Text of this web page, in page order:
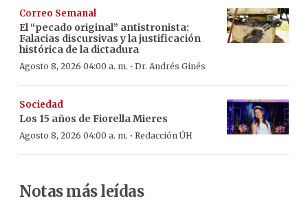
Correo Semanal
El “pecado original” antistronista:
Falacias discursivas y la justificación
histórica de la dictadura
Agosto 8, 2026 04:00 a. m. · Dr. Andrés Ginés
Sociedad
Los 15 años de Fiorella Mieres
Agosto 8, 2026 04:00 a. m. · Redacción ÚH
Notas más leídas